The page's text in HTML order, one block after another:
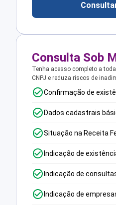
Consulta Sob
Tenha acesso completo a
CNPJ e reduza riscos de
Confirmação de
Dados cadastrais
Situação na Receita
Indicação de
Indicação de
Indicação de